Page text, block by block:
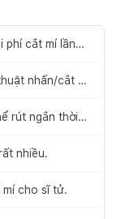
phí cắt mí lần
nhấn/cắt mí
rút ngắn thời
nhiều.
mí cho sĩ tử.